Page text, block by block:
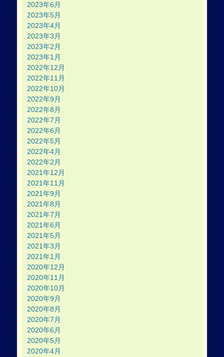
2023年6月
2023年5月
2023年4月
2023年3月
2023年2月
2023年1月
2022年12月
2022年11月
2022年10月
2022年9月
2022年8月
2022年7月
2022年6月
2022年5月
2022年4月
2022年2月
2021年12月
2021年11月
2021年9月
2021年8月
2021年7月
2021年6月
2021年5月
2021年3月
2021年1月
2020年12月
2020年11月
2020年10月
2020年9月
2020年8月
2020年7月
2020年6月
2020年5月
2020年4月